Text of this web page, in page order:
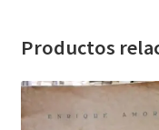
Papeleria (6)
Recomendados (17)
Productos